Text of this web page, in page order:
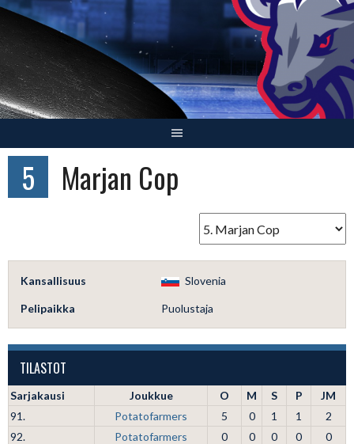
Skip
content
5 Marjan Cop
Kansallisuus Slovenia
Pelipaikka Puolustaja
TILASTOT
Sarjakausi Joukkue O M S P
JM
91.
Potatofarmers 5 0 1 1
2
92.
Potatofarmers 0 0 0 0
0